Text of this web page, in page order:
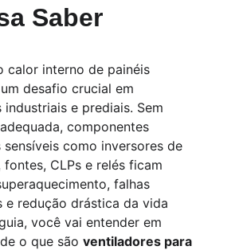
Saber
calor interno de painéis
desafio crucial em
industriais e prediais. Sem
componentes
como inversores de
fontes, CLPs e relés ficam
falhas
e redução drástica da vida
você vai entender em
o que são ventiladores para